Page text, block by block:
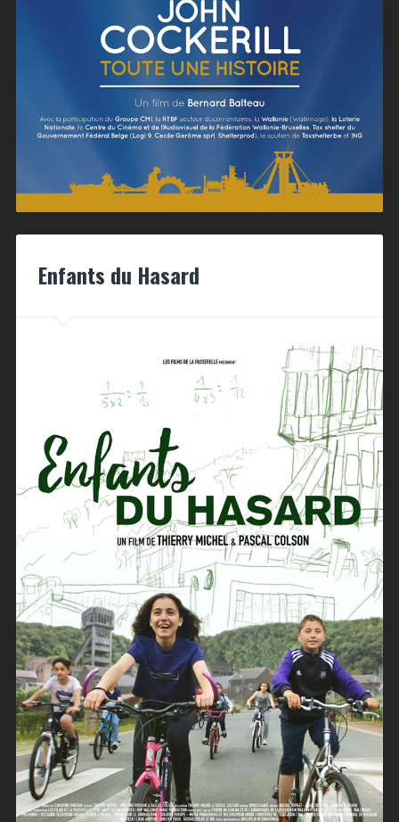
Enfants du Hasard